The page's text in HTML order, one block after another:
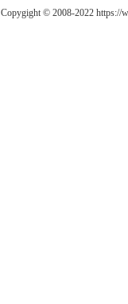
Copygight © 2008-2022 https://